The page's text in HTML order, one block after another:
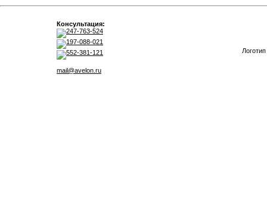
Консультация:
247-763-524
197-088-021
552-381-121
mail@avelon.ru